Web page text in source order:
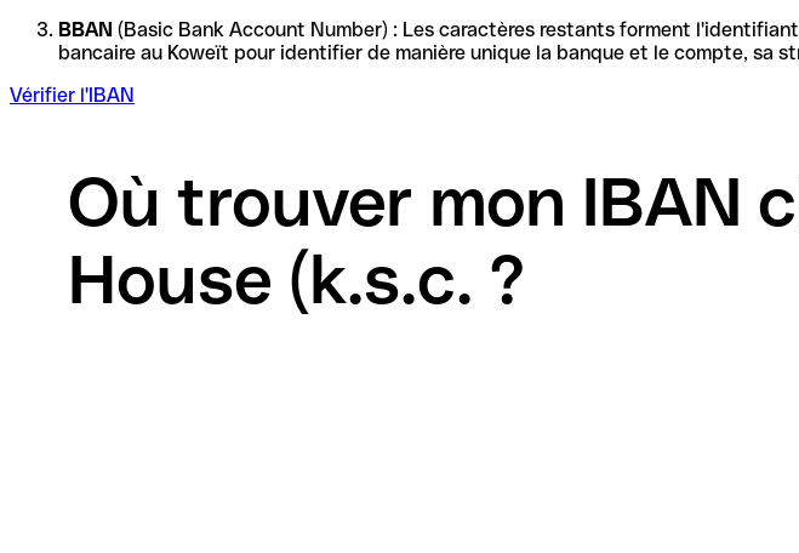
BBAN (Basic Bank Account Number) : Les caractères restants forment
Vérifier l'IBAN
Où trouver mon IBAN
House (k.s.c. ?